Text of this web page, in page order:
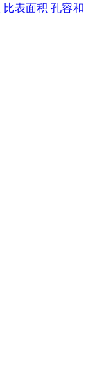
比表面积 孔容和